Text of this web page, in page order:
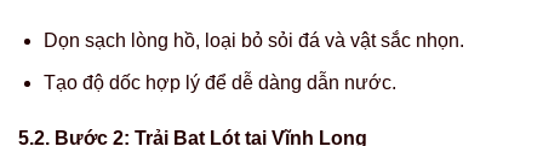
Dọn sạch lòng hồ, loại bỏ sỏi đá và vật sắc nhọn.
Tạo độ dốc hợp lý để dễ dàng dẫn nước.
5.2. Bước 2: Trải Bạt Lót tại Vĩnh Long